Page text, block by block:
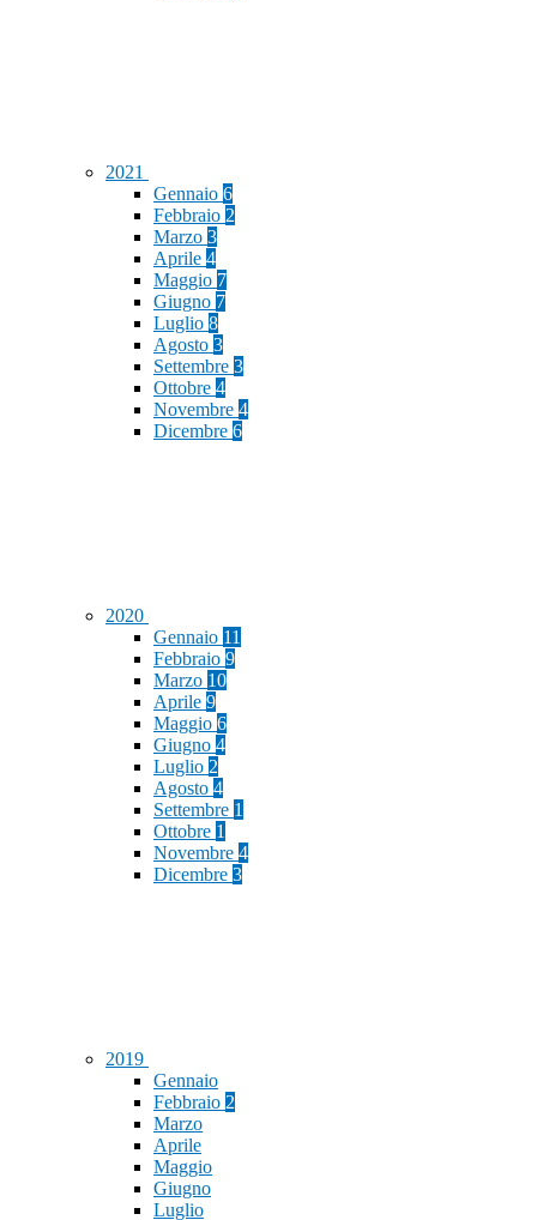
2021
Gennaio 6
Febbraio 2
Marzo 3
Aprile 4
Maggio 7
Giugno 7
Luglio 8
Agosto 3
Settembre 3
Ottobre 4
Novembre 4
Dicembre 6
2020
Gennaio 11
Febbraio 9
Marzo 10
Aprile 9
Maggio 6
Giugno 4
Luglio 2
Agosto 4
Settembre 1
Ottobre 1
Novembre 4
Dicembre 3
2019
Gennaio
Febbraio 2
Marzo
Aprile
Maggio
Giugno
Luglio